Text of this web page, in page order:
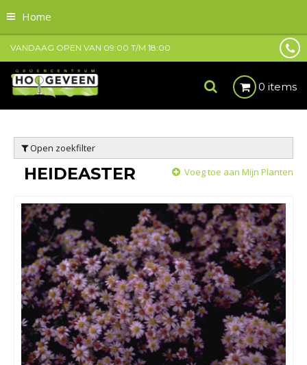
Home
VANDAAG OPEN VAN 09:00 T/M 18:00
0 items
Open zoekfilter
HEIDEASTER Voeg toe aan Mijn Planten